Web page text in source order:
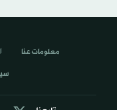
معلومات عنا